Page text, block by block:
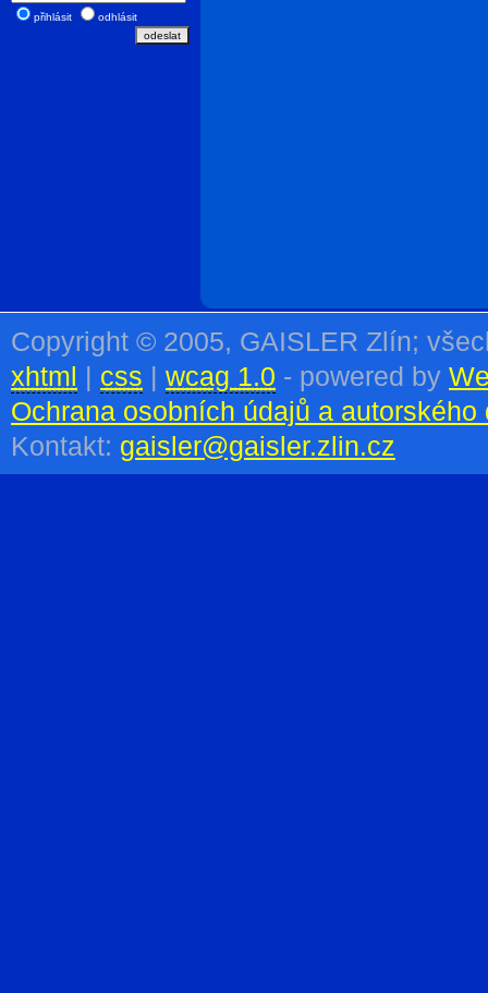
přihlásit odhlásit
Copyright © 2005, GAISLER Zlín;
xhtml | css | wcag 1.0 - powered by
Ochrana osobních údajů a autorského
Kontakt: gaisler@gaisler.zlin.cz